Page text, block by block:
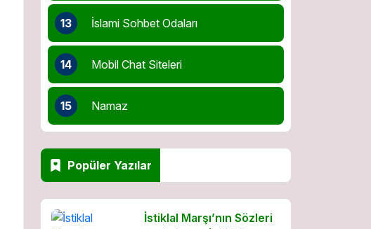
13 İslami Sohbet Odaları
14 Mobil Chat Siteleri
15 Namaz
Popüler Yazılar
İstiklal Marşı’nın Sözleri